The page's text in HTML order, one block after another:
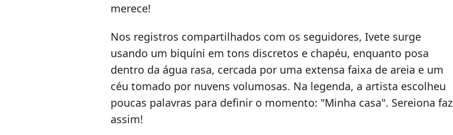
merece!
Nos registros compartilhados com os seguidores, Ivete surge
usando um biquíni em tons discretos e chapéu, enquanto posa
dentro da água rasa, cercada por uma extensa faixa de areia e um
céu tomado por nuvens volumosas. Na legenda, a artista escolheu
poucas palavras para definir o momento: "Minha casa". Sereiona faz
assim!